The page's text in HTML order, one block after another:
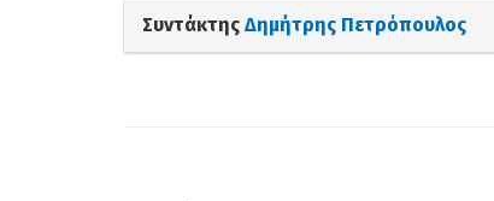
Συντάκτης Δημήτρης Πετρόπουλος